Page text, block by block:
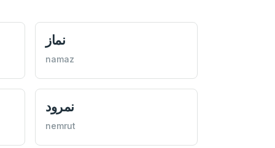
نماز
namaz
نمرود
nemrut